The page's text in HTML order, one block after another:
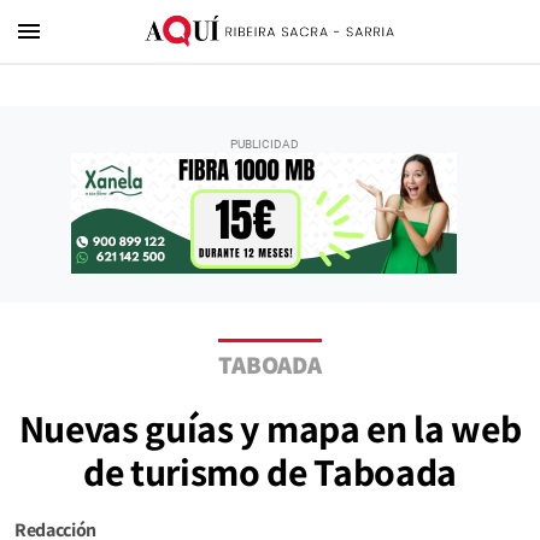
menu
TABOADA
Nuevas guías y mapa en la web
de turismo de Taboada
Redacción